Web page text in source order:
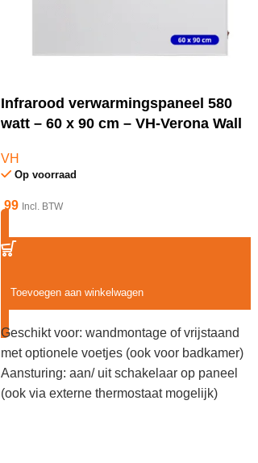
Infrarood verwarmingspaneel 580
watt – 60 x 90 cm – VH-Verona Wall
VH
Op voorraad
99 Incl. BTW
Toevoegen aan winkelwagen
Geschikt voor: wandmontage of vrijstaand
met optionele voetjes (ook voor badkamer)
Aansturing: aan/ uit schakelaar op paneel
(ook via externe thermostaat mogelijk)